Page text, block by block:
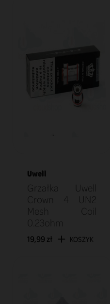
Uwell
Grzałka Uwell
Crown 4 UN2
Mesh Coil
0.23ohm
19,99 zł KOSZYK